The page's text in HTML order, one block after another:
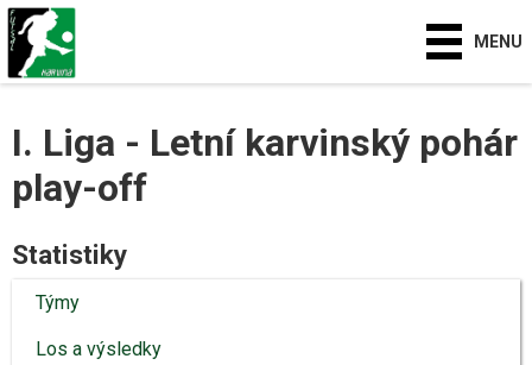
MENU
I. Liga - Letní karvinský pohár
play-off
Statistiky
Týmy
Los a výsledky